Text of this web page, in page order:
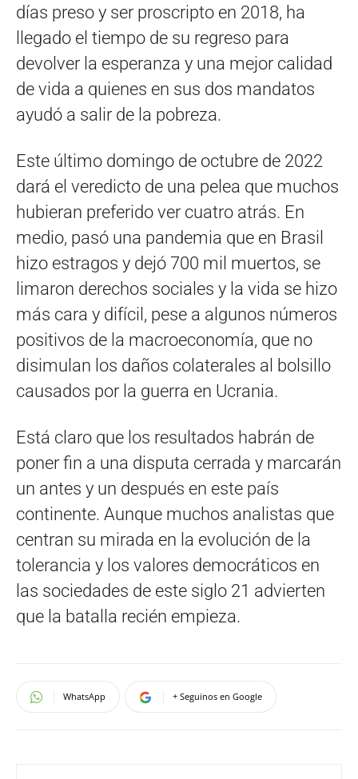
días preso y ser proscripto en 2018, ha
llegado el tiempo de su regreso para
devolver la esperanza y una mejor calidad
de vida a quienes en sus dos mandatos
ayudó a salir de la pobreza.
Este último domingo de octubre de 2022
dará el veredicto de una pelea que muchos
hubieran preferido ver cuatro atrás. En
medio, pasó una pandemia que en Brasil
hizo estragos y dejó 700 mil muertos, se
limaron derechos sociales y la vida se hizo
más cara y difícil, pese a algunos números
positivos de la macroeconomía, que no
disimulan los daños colaterales al bolsillo
causados por la guerra en Ucrania.
Está claro que los resultados habrán de
poner fin a una disputa cerrada y marcarán
un antes y un después en este país
continente. Aunque muchos analistas que
centran su mirada en la evolución de la
tolerancia y los valores democráticos en
las sociedades de este siglo 21 advierten
que la batalla recién empieza.
WhatsApp + Seguinos en Google